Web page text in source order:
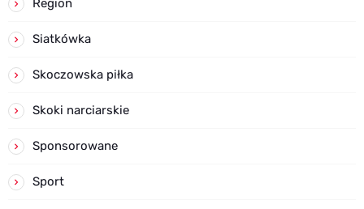
Region
Siatkówka
Skoczowska piłka
Skoki narciarskie
Sponsorowane
Sport